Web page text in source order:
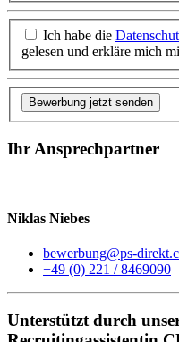
Ich habe die
gelesen und erkläre mich
Bewerbung jetzt senden
Ihr Ansprechpartner
Niklas Niebes
bewerbung@ps-
+49 (0) 221 / 8469090
Unterstützt durch